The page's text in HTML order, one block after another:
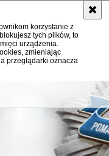
korzystanie z
tych plików, to
urządzenia.
zmieniając
przeglądarki oznacza